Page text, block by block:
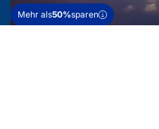
Mehr als50%sparen